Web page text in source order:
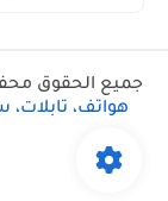
جميع الحقوق
هواتف، تابلات،